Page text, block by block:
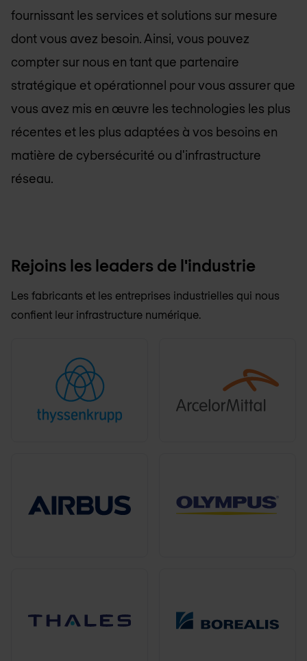
fournissant les services et solutions sur mesure
dont vous avez besoin. Ainsi, vous pouvez
compter sur nous en tant que partenaire
stratégique et opérationnel pour vous assurer que
vous avez mis en œuvre les technologies les plus
récentes et les plus adaptées à vos besoins en
matière de cybersécurité ou d'infrastructure
réseau.
Rejoins les leaders de l'industrie
Les fabricants et les entreprises industrielles qui nous
confient leur infrastructure numérique.